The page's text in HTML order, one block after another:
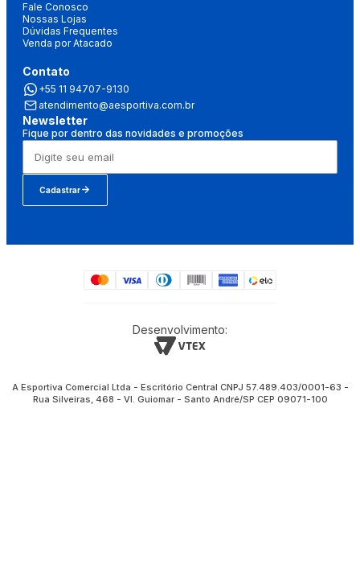
Fale Conosco
Nossas Lojas
Dúvidas Frequentes
Venda por Atacado
Contato
+55 11 94707-9130
atendimento@aesportiva.com.br
Newsletter
Fique por dentro das novidades e promoções
Cadastrar
Desenvolvimento:
A Esportiva Comercial Ltda - Escritório Central CNPJ 57.489.403/0001-63 -
Rua Silveiras, 468 - Vl. Guiomar - Santo André/SP CEP 09071-100